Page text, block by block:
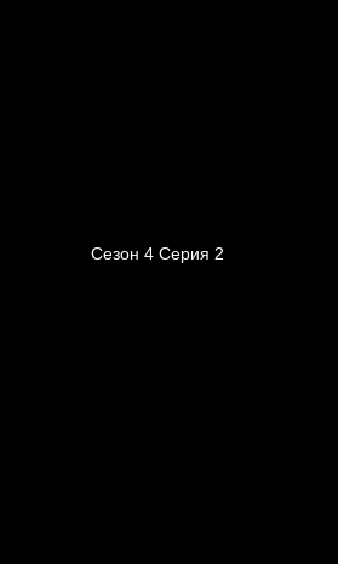
Сезон 4 Серия 2